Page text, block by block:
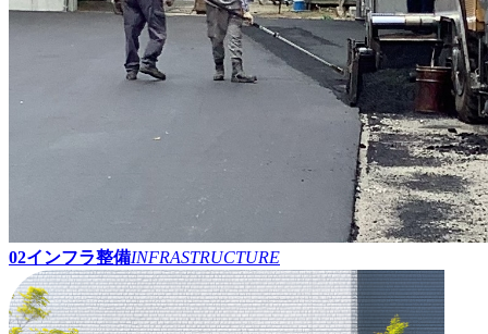
02インフラ整備INFRASTRUCTURE